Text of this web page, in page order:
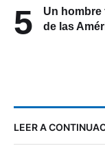
5
Un hombre
de las
LEER A